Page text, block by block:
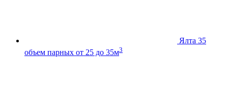
Ялта 35
объем парных от 25 до 35м3